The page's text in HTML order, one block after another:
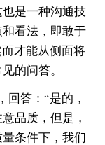
是一种沟通技
看法，即敢于
才能从侧面将
的问答。
回答：“是的，
品质，但是，
条件下，我们